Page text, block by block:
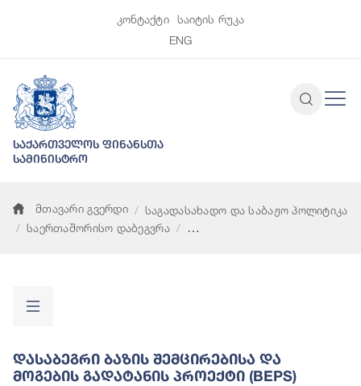
კონტაქტი
საიტის რუკა
ENG
საქართველოს ფინანსთა
სამინისტრო
მთავარი გვერდი
საგადასახადო და საბაჟო პოლიტიკა
საერთაშორისო დაბეგვრა
Დასაბეგრი Ბაზის Შემცირებისა Და
Მოგების Გადატანის Პროექტი (BEPS)